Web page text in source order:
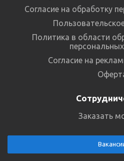
Согласие на обработку
Политика в области
Согласие на
Заказать